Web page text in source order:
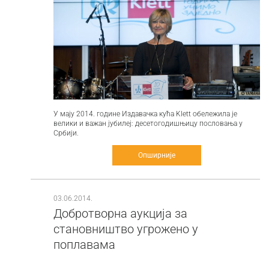
У мају 2014. године Издавачка кућа Klett обележила је
велики и важан јубилеј: десетогодишњицу пословања у
Србији.
Опширније
03.06.2014.
Добротворна аукција за
становништво угрожено у
поплавама